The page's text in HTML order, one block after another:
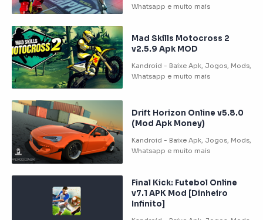
Mad Skills Motocross 2
v2.5.9 Apk MOD
Drift Horizon Online v5.8.0
(Mod Apk Money)
Final Kick: Futebol Online
v7.1 APK Mod [Dinheiro
Infinito]